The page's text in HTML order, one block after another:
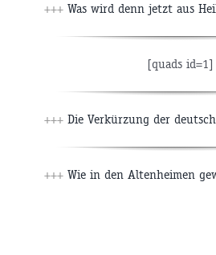
+++ Was wird denn jetzt aus
[quads id=1]
+++ Die Verkürzung der
+++ Wie in den Altenheimen